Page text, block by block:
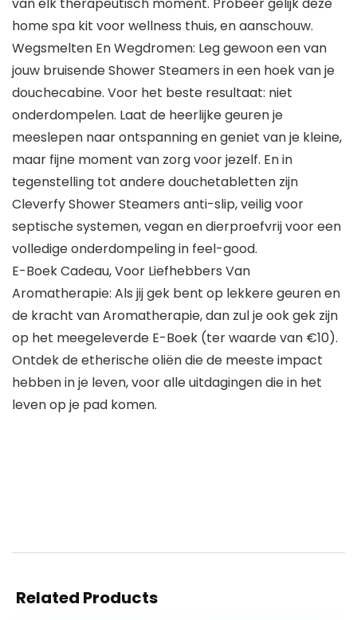
van elk therapeutisch moment. Probeer gelijk deze
home spa kit voor wellness thuis, en aanschouw.
Wegsmelten En Wegdromen: Leg gewoon een van
jouw bruisende Shower Steamers in een hoek van je
douchecabine. Voor het beste resultaat: niet
onderdompelen. Laat de heerlijke geuren je
meeslepen naar ontspanning en geniet van je kleine,
maar fijne moment van zorg voor jezelf. En in
tegenstelling tot andere douchetabletten zijn
Cleverfy Shower Steamers anti-slip, veilig voor
septische systemen, vegan en dierproefvrij voor een
volledige onderdompeling in feel-good.
E-Boek Cadeau, Voor Liefhebbers Van
Aromatherapie: Als jij gek bent op lekkere geuren en
de kracht van Aromatherapie, dan zul je ook gek zijn
op het meegeleverde E-Boek (ter waarde van €10).
Ontdek de etherische oliën die de meeste impact
hebben in je leven, voor alle uitdagingen die in het
leven op je pad komen.
Related Products